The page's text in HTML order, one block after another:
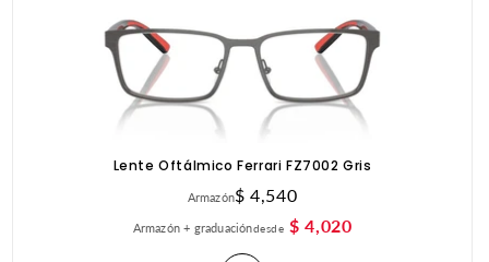
Lente Oftálmico Ferrari FZ7002 Gris
ArmazónPrecio
habitual
$ 4,540
Armazón + graduacióndesde $ 4,020